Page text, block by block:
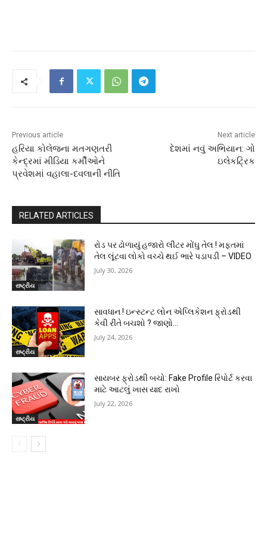
Previous article
હરિયા કોલેજના મતગણતરી
કેન્દ્રમાં મીડિયા કર્મીઓને
પ્રવેશમાં વહાલા-દવલાની નીતિ
Next article
દેશમાં નવું અભિયાન: ગો
ઇલેકટ્રિક
RELATED ARTICLES
રાષ્ટ્રીય
રોડ પર ઢોળાયું હજારો લીટર મોંઘુ તેલ ! મફતમાં
તેલ લૂંટવા લોકો વચ્ચે થઈ ભારે પડાપડી – VIDEO
July 30, 2026
રાષ્ટ્રીય
સાવધાન ! ઇન્સ્ટન્ટ લોન એપ્લિકેશન ફ્રોડથી
કેવી રીતે બચશો ? જાણો…
July 24, 2026
રાષ્ટ્રીય
સાયબર ફ્રોડથી બચો: Fake Profile રિપોર્ટ કરવા
માટે આટલું ખાસ યાદ રાખો
July 22, 2026